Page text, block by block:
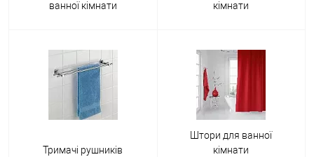
ванної кімнати
кімнати
Тримачі рушників
Штори для ванної
кімнати